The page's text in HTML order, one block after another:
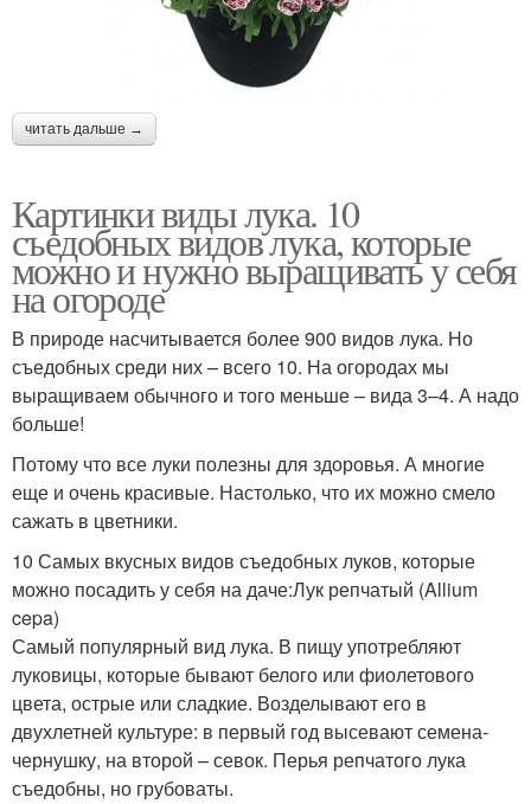
читать дальше →
Картинки виды лука. 10
съедобных видов лука, которые
можно и нужно выращивать у себя
на огороде
В природе насчитывается более 900 видов лука. Но
съедобных среди них – всего 10. На огородах мы
выращиваем обычного и того меньше – вида 3–4. А надо
больше!
Потому что все луки полезны для здоровья. А многие
еще и очень красивые. Настолько, что их можно смело
сажать в цветники.
10 Самых вкусных видов съедобных луков, которые
можно посадить у себя на даче:Лук репчатый (Allium
cepa)
Самый популярный вид лука. В пищу употребляют
луковицы, которые бывают белого или фиолетового
цвета, острые или сладкие. Возделывают его в
двухлетней культуре: в первый год высевают семена-
чернушку, на второй – севок. Перья репчатого лука
съедобны, но грубоваты.